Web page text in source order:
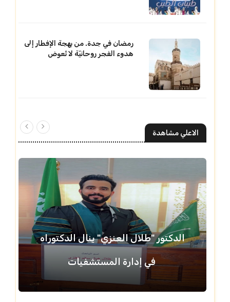
رمضان في جدة. من بهجة الإفطار إلى
هدوء الفجر روحانيّة لا تُعوض
الاعلي مشاهدة
الدكتور "طلال العنزي" ينال الدكتوراه
في إدارة المستشفيات